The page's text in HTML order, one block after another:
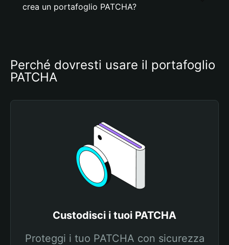
crea un portafoglio PATCHA?
Perché dovresti usare il portafoglio
PATCHA
Custodisci i tuoi PATCHA
Proteggi i tuo PATCHA con sicurezza